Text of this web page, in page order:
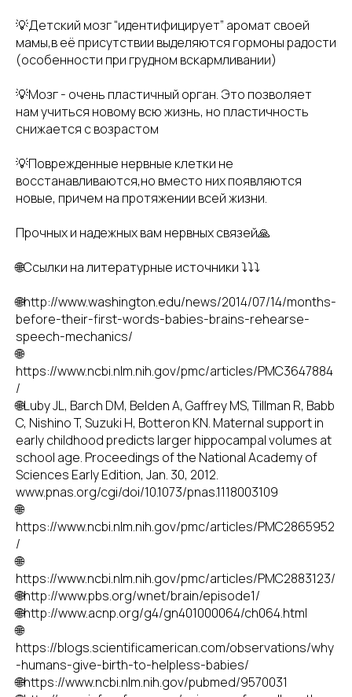
💡Детский мозг “идентифицирует” аромат своей
мамы,в её присутствии выделяются гормоны радости
(особенности при грудном вскармливании)
💡Мозг - очень пластичный орган. Это позволяет
нам учиться новому всю жизнь, но пластичность
снижается с возрастом
💡Поврежденные нервные клетки не
восстанавливаются,но вместо них появляются
новые, причем на протяжении всей жизни.
Прочных и надежных вам нервных связей🙏
🌐Ссылки на литературные источники ⤵️⤵️⤵️
🌐http://www.washington.edu/news/2014/07/14/months-
before-their-first-words-babies-brains-rehearse-
speech-mechanics/
🌐
https://www.ncbi.nlm.nih.gov/pmc/articles/PMC3647884
/
🌐Luby JL, Barch DM, Belden A, Gaffrey MS, Tillman R, Babb
C, Nishino T, Suzuki H, Botteron KN. Maternal support in
early childhood predicts larger hippocampal volumes at
school age. Proceedings of the National Academy of
Sciences Early Edition, Jan. 30, 2012.
www.pnas.org/cgi/doi/10.1073/pnas.1118003109
🌐
https://www.ncbi.nlm.nih.gov/pmc/articles/PMC2865952
/
🌐
https://www.ncbi.nlm.nih.gov/pmc/articles/PMC2883123/
🌐http://www.pbs.org/wnet/brain/episode1/
🌐http://www.acnp.org/g4/gn401000064/ch064.html
🌐
https://blogs.scientificamerican.com/observations/why
-humans-give-birth-to-helpless-babies/
🌐https://www.ncbi.nlm.nih.gov/pubmed/9570031